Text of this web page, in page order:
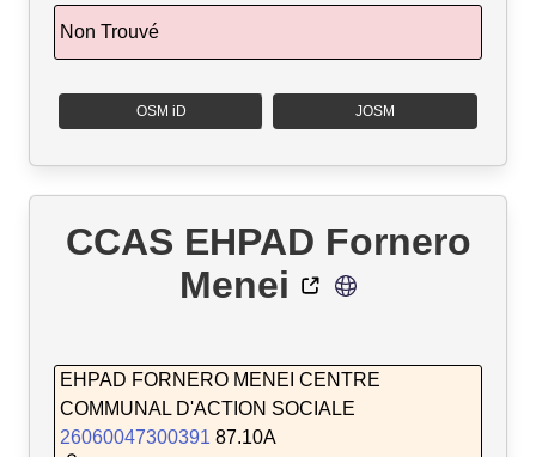
Non Trouvé
OSM iD JOSM
CCAS EHPAD Fornero
Menei
EHPAD FORNERO MENEI CENTRE
COMMUNAL D'ACTION SOCIALE
26060047300391 87.10A